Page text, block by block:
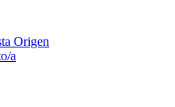
Origen
a